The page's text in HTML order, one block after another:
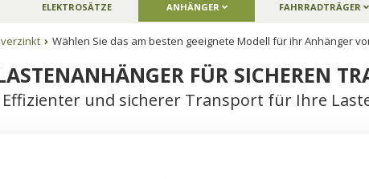
ELEKTROSÄTZE ANHÄNGER FAHRRADTRÄGER
verzinkt Wählen Sie das am besten geeignete Modell für ihr Anhänger
FÜR SICHEREN
und sicherer Transport für Ihre